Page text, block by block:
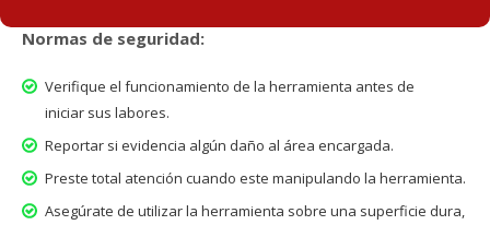
Normas de seguridad:
Verifique el funcionamiento de la herramienta antes de
iniciar sus labores.
Reportar si evidencia algún daño al área encargada.
Preste total atención cuando este manipulando la herramienta.
Asegúrate de utilizar la herramienta sobre una superficie dura,